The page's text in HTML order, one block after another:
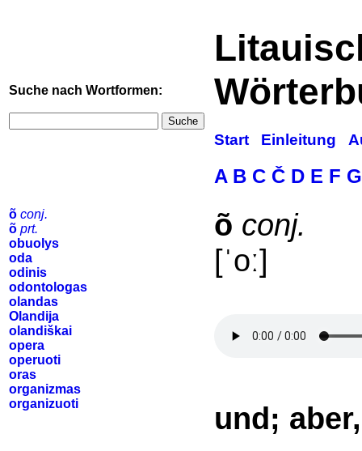
Suche nach Wortformen:
Suche
Start Einleitung
A B C Č D E F G
õ conj.
õ prt.
obuolys
oda
odinis
odontologas
olandas
Olandija
olandiškai
opera
operuoti
oras
organizmas
organizuoti
õ conj.
[ˈoː]
und;